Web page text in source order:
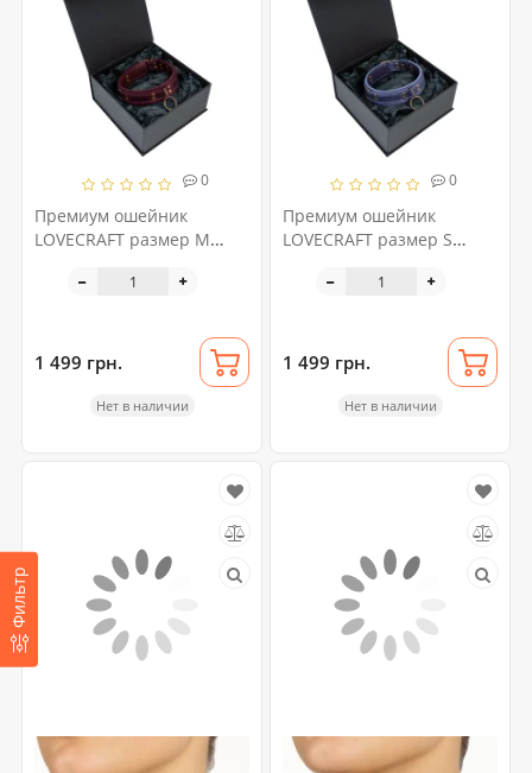
Фильтр
0
Премиум ошейник
LOVECRAFT размер M
натуральная кожа, в
1 499 грн.
Нет в наличии
0
Премиум ошейник
LOVECRAFT размер S
кожа, в подарочной
1 499 грн.
Нет в наличии